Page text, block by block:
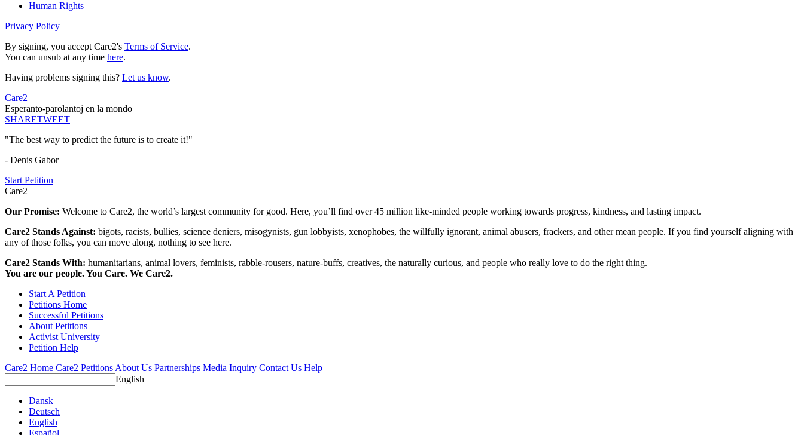
Human Rights
Privacy Policy
By signing, you accept Care2's Terms of Service.
You can unsub at any time here.
Having problems signing this? Let us know.
Care2
Esperanto-parolantoj en la mondo
SHARETWEET
"The best way to predict the future is to create it!"
- Denis Gabor
Start Petition
Care2
Our Promise: Welcome to Care2, the world’s largest community for good. Here, you’ll find over 45 million like-minded people working towards progress, kindness, and lasting impact.
Care2 Stands Against: bigots, racists, bullies, science deniers, misogynists, gun lobbyists, xenophobes, the willfully ignorant, animal abusers, frackers, and other mean people. If you find yourself aligning with
any of those folks, you can move along, nothing to see here.
Care2 Stands With: humanitarians, animal lovers, feminists, rabble-rousers, nature-buffs, creatives, the naturally curious, and people who really love to do the right thing.
You are our people. You Care. We Care2.
Start A Petition
Petitions Home
Successful Petitions
About Petitions
Activist University
Petition Help
Care2 Home Care2 PetitionsAbout Us Partnerships Media Inquiry Contact Us Help
English
Dansk
Deutsch
English